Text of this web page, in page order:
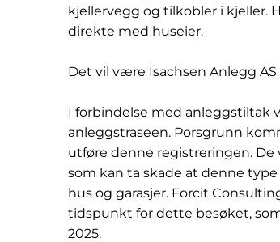
kjellervegg og tilkobler i kjeller.
direkte med huseier.
Det vil være Isachsen Anlegg
I forbindelse med anleggstiltak
anleggstraseen. Porsgrunn
utføre denne registreringen.
som kan ta skade at denne
hus og garasjer. Forcit
tidspunkt for dette besøket,
2025.